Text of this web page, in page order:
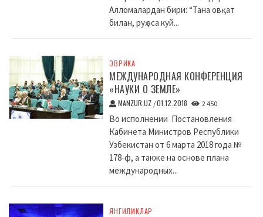
Алломалардан бири: “Тана овқат
билан, руҳ эса куй...
ЭВРИКА
МЕЖДУНАРОДНАЯ КОНФЕРЕНЦИЯ
«НАУКИ О ЗЕМЛЕ»
MANZUR.UZ /01.12.2018 2 450
Во исполнении Постановления
Кабинета Министров Республики
Узбекистан от 6 марта 2018 года №
178-ф, а также на основе плана
международных...
ЯНГИЛИКЛАР